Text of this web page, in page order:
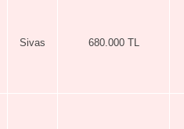
Sivas 680.000 TL